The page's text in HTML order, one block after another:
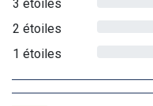
3 étoiles
2 étoiles
1 étoiles